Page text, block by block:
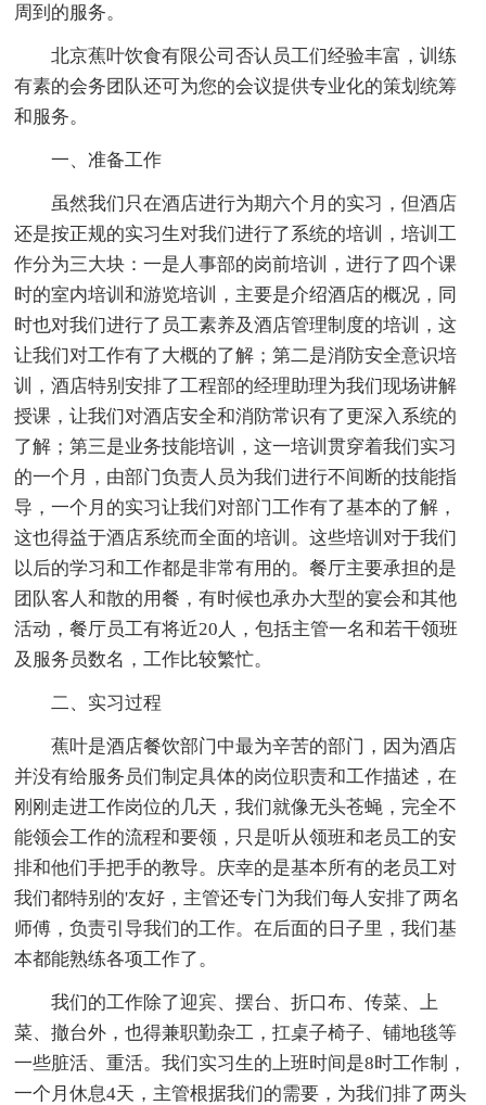
周到的服务。
北京蕉叶饮食有限公司否认员工们经验丰富，训练
有素的会务团队还可为您的会议提供专业化的策划统筹
和服务。
一、准备工作
虽然我们只在酒店进行为期六个月的实习，但酒店
还是按正规的实习生对我们进行了系统的培训，培训工
作分为三大块：一是人事部的岗前培训，进行了四个课
时的室内培训和游览培训，主要是介绍酒店的概况，同
时也对我们进行了员工素养及酒店管理制度的培训，这
让我们对工作有了大概的了解；第二是消防安全意识培
训，酒店特别安排了工程部的经理助理为我们现场讲解
授课，让我们对酒店安全和消防常识有了更深入系统的
了解；第三是业务技能培训，这一培训贯穿着我们实习
的一个月，由部门负责人员为我们进行不间断的技能指
导，一个月的实习让我们对部门工作有了基本的了解，
这也得益于酒店系统而全面的培训。这些培训对于我们
以后的学习和工作都是非常有用的。餐厅主要承担的是
团队客人和散的用餐，有时候也承办大型的宴会和其他
活动，餐厅员工有将近20人，包括主管一名和若干领班
及服务员数名，工作比较繁忙。
二、实习过程
蕉叶是酒店餐饮部门中最为辛苦的部门，因为酒店
并没有给服务员们制定具体的岗位职责和工作描述，在
刚刚走进工作岗位的几天，我们就像无头苍蝇，完全不
能领会工作的流程和要领，只是听从领班和老员工的安
排和他们手把手的教导。庆幸的是基本所有的老员工对
我们都特别的'友好，主管还专门为我们每人安排了两名
师傅，负责引导我们的工作。在后面的日子里，我们基
本都能熟练各项工作了。
我们的工作除了迎宾、摆台、折口布、传菜、上
菜、撤台外，也得兼职勤杂工，扛桌子椅子、铺地毯等
一些脏活、重活。我们实习生的上班时间是8时工作制，
一个月休息4天，主管根据我们的需要，为我们排了两头